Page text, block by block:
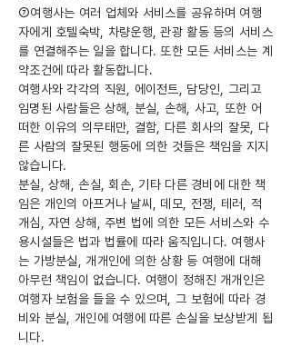
⑦여행사는 여러 업체와 서비스를 공유하며 여행
자에게 호텔숙박, 차량운행, 관광 활동 등의 서비스
를 연결해주는 일을 합니다. 또한 모든 서비스는 계
약조건에 따라 활동합니다.
여행사와 각각의 직원, 에이전트, 담당인, 그리고
임명된 사람들은 상해, 분실, 손해, 사고, 또한 어
떠한 이유의 의무태만, 결함, 다른 회사의 잘못, 다
른 사람의 잘못된 행동에 의한 것들은 책임을 지지
않습니다.
분실, 상해, 손실, 회손, 기타 다른 경비에 대한 책
임은 개인의 아프거나 날씨, 데모, 전쟁, 테러, 적
개심, 자연 상해, 주변 법에 의한 모든 서비스와 수
용시설들은 법과 법률에 따라 움직입니다. 여행사
는 가방분실, 개개인에 의한 상황 등 여행에 대해
아무런 책임이 없습니다. 여행이 정해진 개개인은
여행자 보험을 들을 수 있으며, 그 보험에 따라 경
비와 분실, 개인에 여행에 따른 손실을 보상받게 됩
니다.